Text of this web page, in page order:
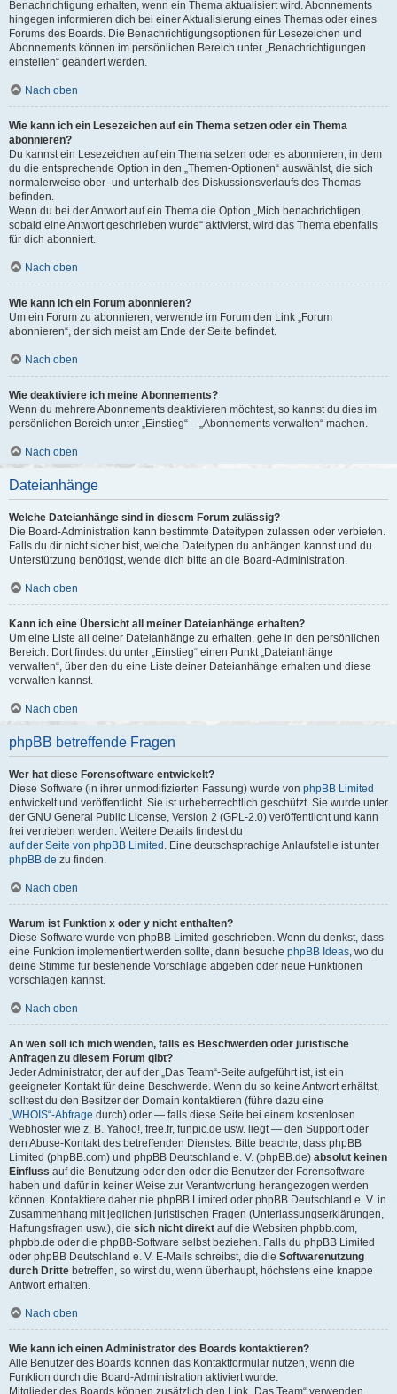
Benachrichtigung erhalten, wenn ein Thema aktualisiert wird. Abonnements
hingegen informieren dich bei einer Aktualisierung eines Themas oder eines
Forums des Boards. Die Benachrichtigungsoptionen für Lesezeichen und
Abonnements können im persönlichen Bereich unter „Benachrichtigungen
einstellen“ geändert werden.
Nach oben
Wie kann ich ein Lesezeichen auf ein Thema setzen oder ein Thema
abonnieren?
Du kannst ein Lesezeichen auf ein Thema setzen oder es abonnieren, in dem
du die entsprechende Option in den „Themen-Optionen“ auswählst, die sich
normalerweise ober- und unterhalb des Diskussionsverlaufs des Themas
befinden.
Wenn du bei der Antwort auf ein Thema die Option „Mich benachrichtigen,
sobald eine Antwort geschrieben wurde“ aktivierst, wird das Thema ebenfalls
für dich abonniert.
Nach oben
Wie kann ich ein Forum abonnieren?
Um ein Forum zu abonnieren, verwende im Forum den Link „Forum
abonnieren“, der sich meist am Ende der Seite befindet.
Nach oben
Wie deaktiviere ich meine Abonnements?
Wenn du mehrere Abonnements deaktivieren möchtest, so kannst du dies im
persönlichen Bereich unter „Einstieg“ – „Abonnements verwalten“ machen.
Nach oben
Dateianhänge
Welche Dateianhänge sind in diesem Forum zulässig?
Die Board-Administration kann bestimmte Dateitypen zulassen oder verbieten.
Falls du dir nicht sicher bist, welche Dateitypen du anhängen kannst und du
Unterstützung benötigst, wende dich bitte an die Board-Administration.
Nach oben
Kann ich eine Übersicht all meiner Dateianhänge erhalten?
Um eine Liste all deiner Dateianhänge zu erhalten, gehe in den persönlichen
Bereich. Dort findest du unter „Einstieg“ einen Punkt „Dateianhänge
verwalten“, über den du eine Liste deiner Dateianhänge erhalten und diese
verwalten kannst.
Nach oben
phpBB betreffende Fragen
Wer hat diese Forensoftware entwickelt?
Diese Software (in ihrer unmodifizierten Fassung) wurde von phpBB Limited
entwickelt und veröffentlicht. Sie ist urheberrechtlich geschützt. Sie wurde unter
der GNU General Public License, Version 2 (GPL-2.0) veröffentlicht und kann
frei vertrieben werden. Weitere Details findest du
auf der Seite von phpBB Limited . Eine deutschsprachige Anlaufstelle ist unter
phpBB.de zu finden.
Nach oben
Warum ist Funktion x oder y nicht enthalten?
Diese Software wurde von phpBB Limited geschrieben. Wenn du denkst, dass
eine Funktion implementiert werden sollte, dann besuche phpBB Ideas, wo du
deine Stimme für bestehende Vorschläge abgeben oder neue Funktionen
vorschlagen kannst.
Nach oben
An wen soll ich mich wenden, falls es Beschwerden oder juristische
Anfragen zu diesem Forum gibt?
Jeder Administrator, der auf der „Das Team“-Seite aufgeführt ist, ist ein
geeigneter Kontakt für deine Beschwerde. Wenn du so keine Antwort erhältst,
solltest du den Besitzer der Domain kontaktieren (führe dazu eine
„WHOIS“-Abfrage durch) oder — falls diese Seite bei einem kostenlosen
Webhoster wie z. B. Yahoo!, free.fr, funpic.de usw. liegt — den Support oder
den Abuse-Kontakt des betreffenden Dienstes. Bitte beachte, dass phpBB
Limited (phpBB.com) und phpBB Deutschland e. V. (phpBB.de) absolut keinen
Einfluss auf die Benutzung oder den oder die Benutzer der Forensoftware
haben und dafür in keiner Weise zur Verantwortung herangezogen werden
können. Kontaktiere daher nie phpBB Limited oder phpBB Deutschland e. V. in
Zusammenhang mit jeglichen juristischen Fragen (Unterlassungserklärungen,
Haftungsfragen usw.), die sich nicht direkt auf die Websiten phpbb.com,
phpbb.de oder die phpBB-Software selbst beziehen. Falls du phpBB Limited
oder phpBB Deutschland e. V. E-Mails schreibst, die die Softwarenutzung
durch Dritte betreffen, so wirst du, wenn überhaupt, höchstens eine knappe
Antwort erhalten.
Nach oben
Wie kann ich einen Administrator des Boards kontaktieren?
Alle Benutzer des Boards können das Kontaktformular nutzen, wenn die
Funktion durch die Board-Administration aktiviert wurde.
Mitglieder des Boards können zusätzlich den Link „Das Team“ verwenden.